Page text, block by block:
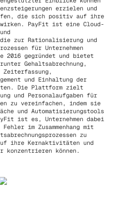
erzielen und
die sich positiv auf ihre
PayFit ist eine Cloud-
zur Rationalisierung und
für Unternehmen
2016 gegründet und bietet
Gehaltsabrechnung,
und Einhaltung der
Die Plattform zielt
und Personalaufgaben für
zu vereinfachen, indem sie
und Automatisierungstools
ist es, Unternehmen dabei
im Zusammenhang mit
zu
ihre Kernaktivitäten und
konzentrieren können.